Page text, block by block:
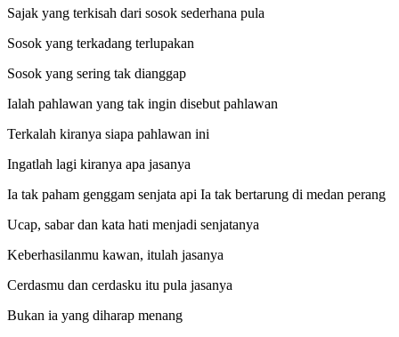
Sajak yang terkisah dari sosok sederhana pula
Sosok yang terkadang terlupakan
Sosok yang sering tak dianggap
Ialah pahlawan yang tak ingin disebut pahlawan
Terkalah kiranya siapa pahlawan ini
Ingatlah lagi kiranya apa jasanya
Ia tak paham genggam senjata api Ia tak bertarung di medan perang
Ucap, sabar dan kata hati menjadi senjatanya
Keberhasilanmu kawan, itulah jasanya
Cerdasmu dan cerdasku itu pula jasanya
Bukan ia yang diharap menang